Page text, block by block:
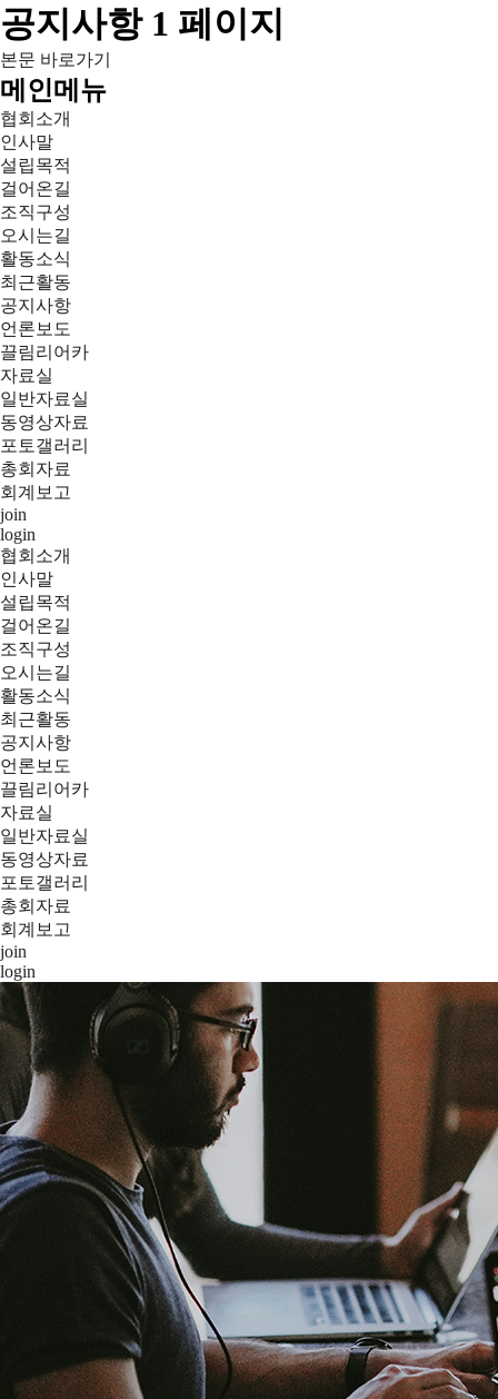
공지사항 1 페이지
본문 바로가기
메인메뉴
협회소개
인사말
설립목적
걸어온길
조직구성
오시는길
활동소식
최근활동
공지사항
언론보도
끌림리어카
자료실
일반자료실
동영상자료
포토갤러리
총회자료
회계보고
join
login
협회소개
인사말
설립목적
걸어온길
조직구성
오시는길
활동소식
최근활동
공지사항
언론보도
끌림리어카
자료실
일반자료실
동영상자료
포토갤러리
총회자료
회계보고
join
login